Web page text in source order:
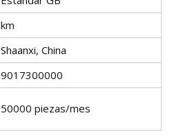
km
Shaanxi, China
9017300000
50000 piezas/mes